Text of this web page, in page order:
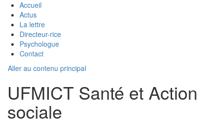
Accueil
Actus
La lettre
Directeur-rice
Psychologue
Contact
Aller au contenu principal
UFMICT Santé et Action
sociale